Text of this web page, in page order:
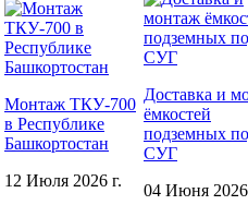
Монтаж ТКУ-700
в Республике
Башкортостан
12 Июля 2026 г.
Доставка и
ёмкостей
подземных
СУГ
04 Июня 2026